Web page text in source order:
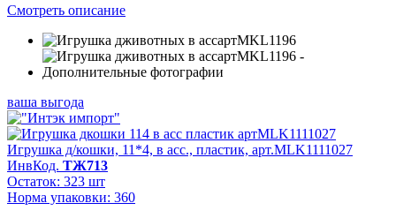
Смотреть описание
ваша выгода
Игрушка д/кошки, 11*4, в асс., пластик, арт.MLK1111027
ИнвКод. ТЖ713
Остаток: 323 шт
Норма упаковки: 360